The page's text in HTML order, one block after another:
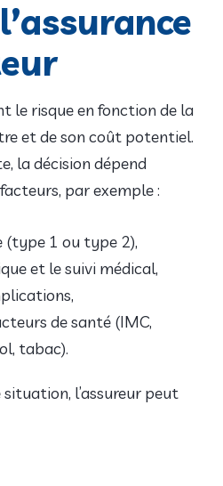
le risque en fonction de la
et de son coût potentiel.
la décision dépend
par exemple :
(type 1 ou type 2),
et le suivi médical,
de santé (IMC,
tabac).
l’assureur peut